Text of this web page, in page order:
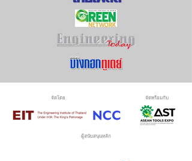
จัดโดย จัดพร้อมกับ
ผู้สนับสนุนหลัก